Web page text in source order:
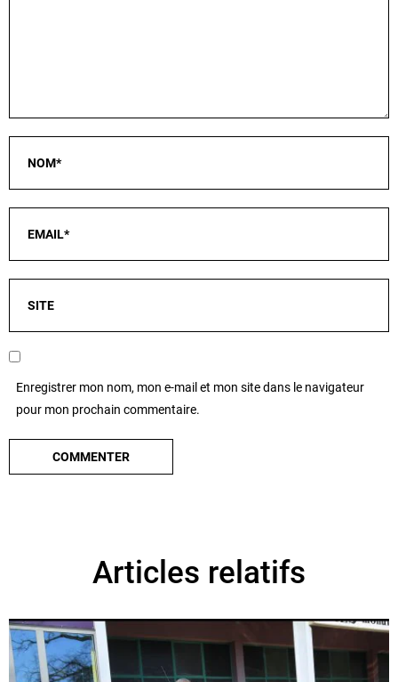
Enregistrer mon nom, mon e-mail et mon site dans le navigateur
pour mon prochain commentaire.
Articles relatifs